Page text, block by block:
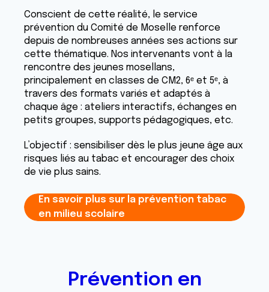
Conscient de cette réalité, le service
prévention du Comité de Moselle renforce
depuis de nombreuses années ses actions sur
cette thématique. Nos intervenants vont à la
rencontre des jeunes mosellans,
principalement en classes de CM2, 6ᵉ et 5ᵉ, à
travers des formats variés et adaptés à
chaque âge : ateliers interactifs, échanges en
petits groupes, supports pédagogiques, etc.
L’objectif : sensibiliser dès le plus jeune âge aux
risques liés au tabac et encourager des choix
de vie plus sains.
En savoir plus sur la prévention tabac
en milieu scolaire
Prévention en